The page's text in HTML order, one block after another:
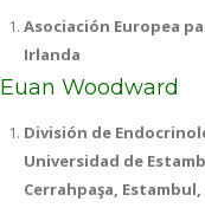
Asociación Europea
Irlanda
Euan Woodward
División de
Universidad de
Cerrahpaşa,